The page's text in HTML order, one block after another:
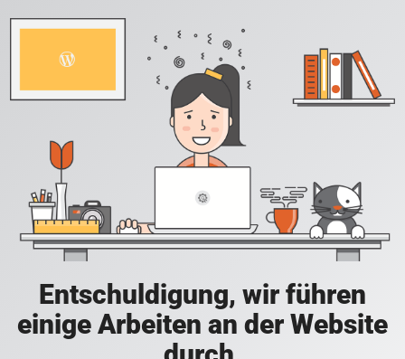
Entschuldigung, wir führen
einige Arbeiten an der Website